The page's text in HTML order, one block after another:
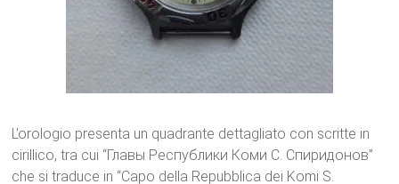
L’orologio presenta un quadrante dettagliato con scritte in
cirillico, tra cui “Главы Республики Коми С. Спиридонов”
che si traduce in “Capo della Repubblica dei Komi S.